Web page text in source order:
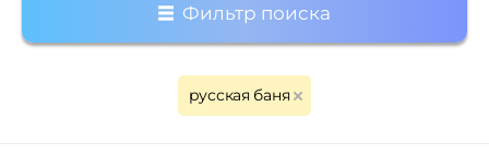
Фильтр поиска
русская баня